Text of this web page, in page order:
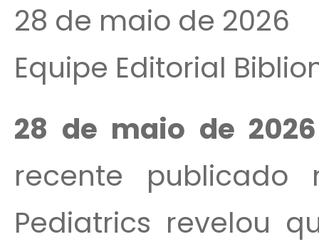
28 de maio de 2026
Equipe Editorial
28 de maio de
recente publicado
Pediatrics revelou